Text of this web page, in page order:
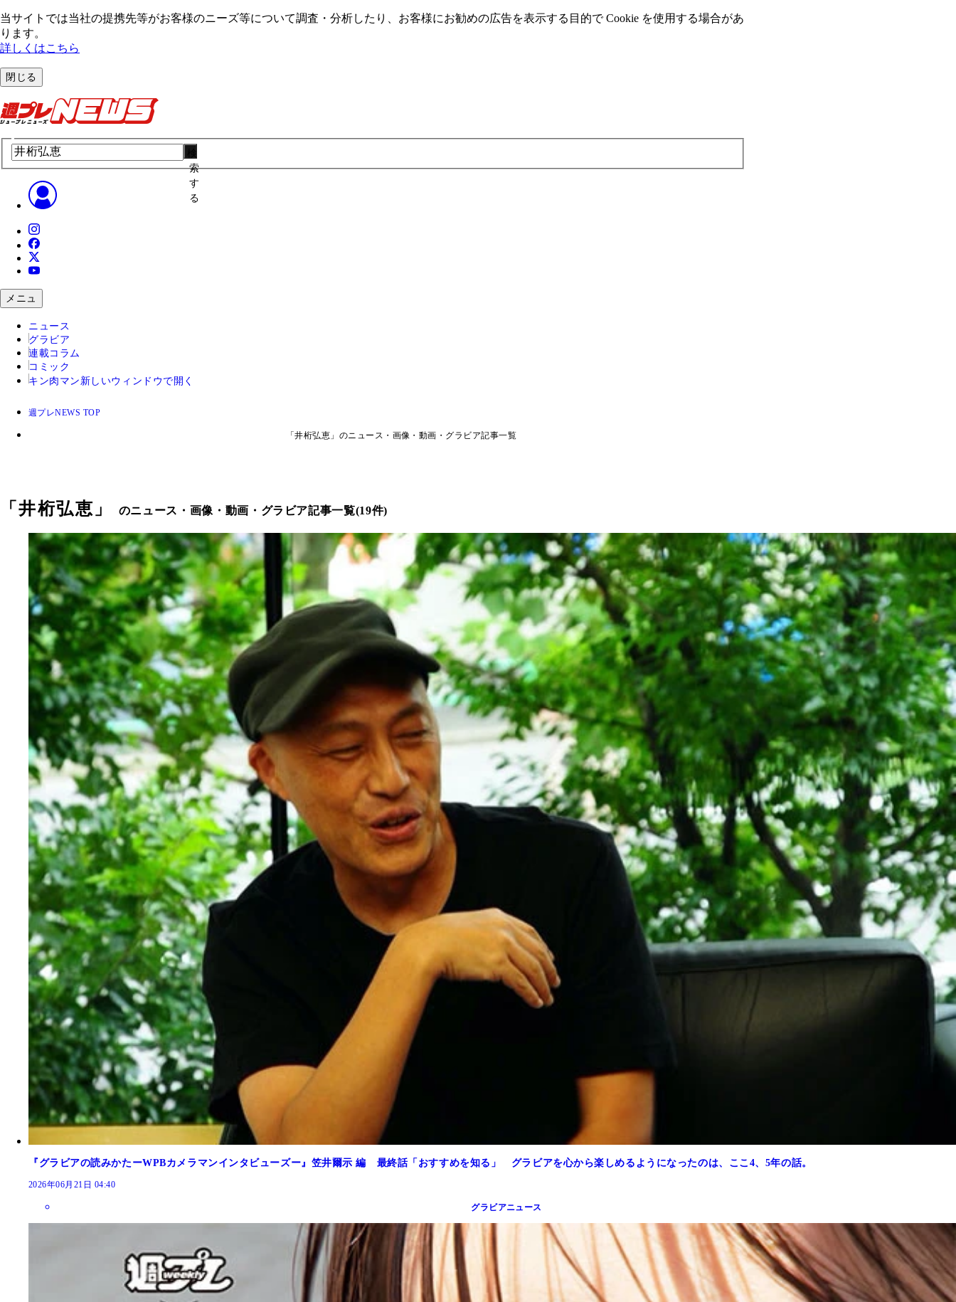
当サイトでは当社の提携先等がお客様のニーズ等について調査・分析したり、お客様にお勧めの広告を表⽰する⽬的で Cookie を使⽤する場合があ
ります。
詳しくはこちら
閉じる
索
す
る
メニュ
ニュース
グラビア
連載コラム
コミック
キン肉マン 新しいウィンドウで開く
週プレNEWS TOP
「井桁弘恵」のニュース・画像・動画・グラビア記事一覧
「井桁弘恵 」 のニュース・画像・動画・グラビア記事一覧(19件)
『グラビアの読みかたーWPBカメラマンインタビューズー』笠井爾示 編 最終話「おすすめを知る」 グラビアを心から楽しめるようになったのは、ここ4、5年の話。
2026年06月21日 04:40
グラビアニュース